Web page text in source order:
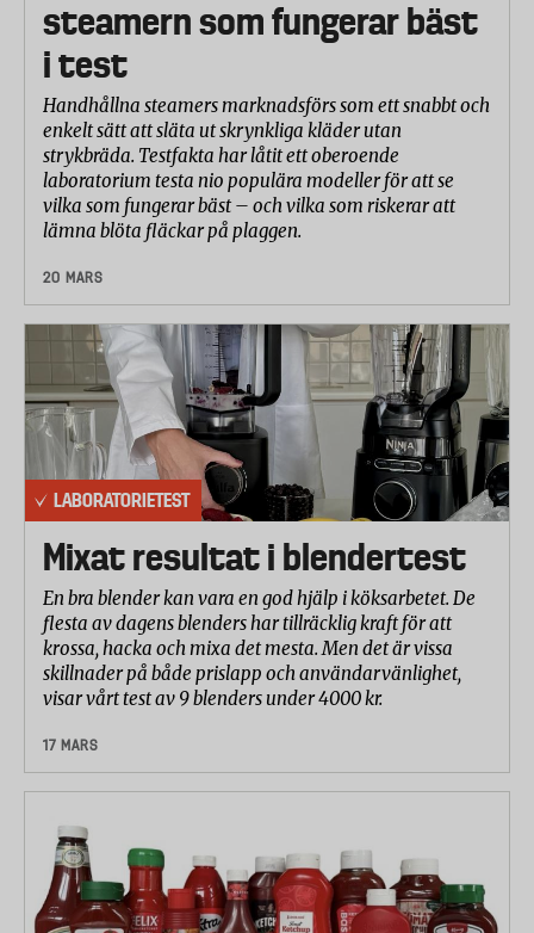
steamern som fungerar bäst
i test
Handhållna steamers marknadsförs som ett snabbt och
enkelt sätt att släta ut skrynkliga kläder utan
strykbräda. Testfakta har låtit ett oberoende
laboratorium testa nio populära modeller för att se
vilka som fungerar bäst – och vilka som riskerar att
lämna blöta fläckar på plaggen.
20 MARS
LABORATORIETEST
Mixat resultat i blendertest
En bra blender kan vara en god hjälp i köksarbetet. De
flesta av dagens blenders har tillräcklig kraft för att
krossa, hacka och mixa det mesta. Men det är vissa
skillnader på både prislapp och användarvänlighet,
visar vårt test av 9 blenders under 4000 kr.
17 MARS